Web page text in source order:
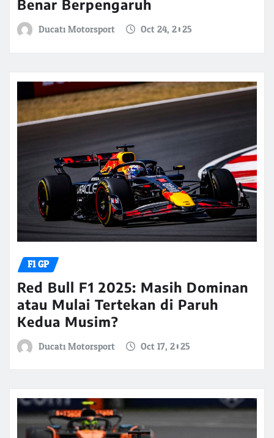
Benar Berpengaruh
Ducati Motorsport Oct 24, 2025
F1 GP
Red Bull F1 2025: Masih Dominan
atau Mulai Tertekan di Paruh
Kedua Musim?
Ducati Motorsport Oct 17, 2025